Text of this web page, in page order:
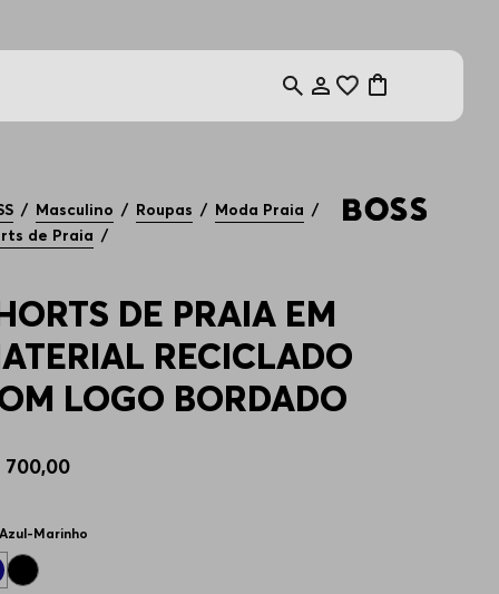
Masculino Roupas
Moda Praia
de Praia
DE PRAIA EM
RECICLADO
LOGO BORDADO
700,00
Azul-Marinho